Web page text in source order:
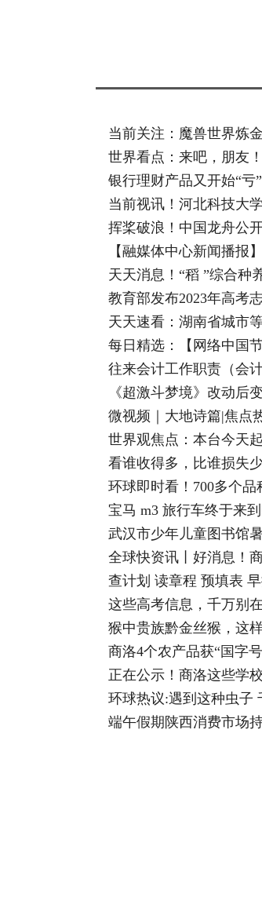
当前关注：魔兽世界炼
世界看点：来吧，朋友
银行理财产品又开始“亏
当前视讯！河北科技大
挥桨破浪！中国龙舟公
【融媒体中心新闻播报
天天消息！“稻 ”综合种
教育部发布2023年高考
天天速看：湖南省城市
每日精选：【网络中国
往来会计工作职责（会
《超激斗梦境》改动后
微视频｜大地诗篇|焦点
看谁收得多，比谁损失
环球即时看！700多个品
宝马 m3 旅行车终于来
武汉市少年儿童图书馆
全球快资讯丨好消息！
查计划 读章程 预填表
这些高考信息，千万别
猴中贵族黔金丝猴，这
商洛4个农产品获“国字
正在公示！商洛这些学
环球热议:遇到这种虫子
端午假期陕西消费市场